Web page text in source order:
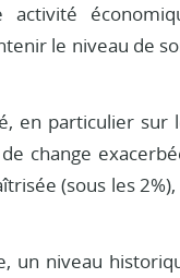
activité
le niveau de
en particulier sur
change
(sous les
un niveau